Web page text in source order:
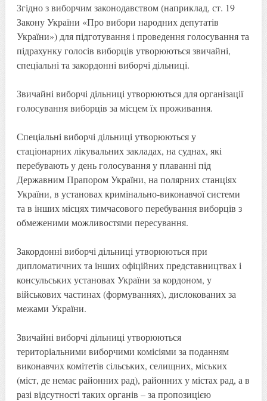
Згідно з виборчим законодавством (наприклад, ст. 19
Закону України «Про вибори народних депутатів
України») для підготування і проведення голосування та
підрахунку голосів виборців утворюються звичайні,
спеціальні та закордонні виборчі дільниці.
Звичайні виборчі дільниці утворюються для організації
голосування виборців за місцем їх проживання.
Спеціальні виборчі дільниці утворюються у
стаціонарних лікувальних закладах, на суднах, які
перебувають у день голосування у плаванні під
Державним Прапором України, на полярних станціях
України, в установах кримінально-виконавчої системи
та в інших місцях тимчасового перебування виборців з
обмеженими можливостями пересування.
Закордонні виборчі дільниці утворюються при
дипломатичних та інших офіційних представництвах і
консульських установах України за кордоном, у
військових частинах (формуваннях), дислокованих за
межами України.
Звичайні виборчі дільниці утворюються
територіальними виборчими комісіями за поданням
виконавчих комітетів сільських, селищних, міських
(міст, де немає районних рад), районних у містах рад, а в
разі відсутності таких органів – за пропозицією